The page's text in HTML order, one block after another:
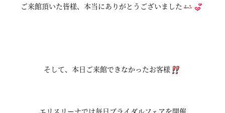
ご来館頂いた皆様、本当にありがとうございました
そして、本日ご来館できなかったお客様
エリスリーナでは毎日ブライダルフェアを開催